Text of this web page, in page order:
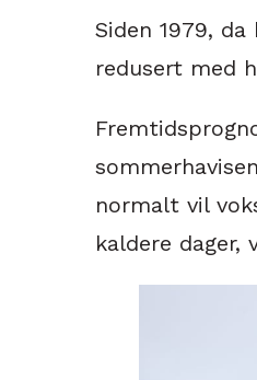
Siden 1979,
redusert med
normalt vil
kaldere dager,